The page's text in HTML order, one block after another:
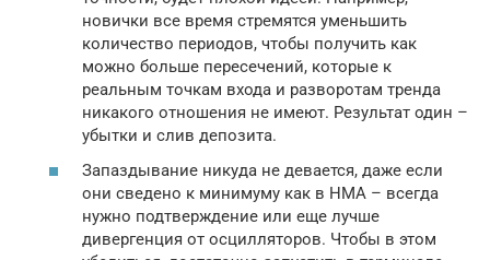
новички все время стремятся уменьшить
количество периодов, чтобы получить как
можно больше пересечений, которые к
реальным точкам входа и разворотам тренда
никакого отношения не имеют. Результат один –
убытки и слив депозита.
Запаздывание никуда не девается, даже если
они сведено к минимуму как в HMA – всегда
нужно подтверждение или еще лучше
дивергенция от осцилляторов. Чтобы в этом